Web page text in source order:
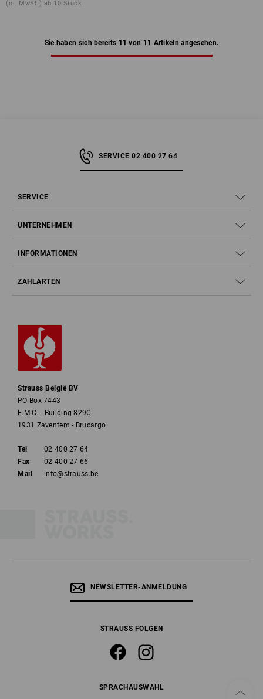
(m. MwSt.) ab 10 Stück
Sie haben sich bereits 11 von 11 Artikeln angesehen.
SERVICE 02 400 27 64
SERVICE
UNTERNEHMEN
INFORMATIONEN
ZAHLARTEN
Strauss België BV
PO Box 7443
E.M.C. - Building 829C
1931 Zaventem - Brucargo
Tel
02 400 27 64
Fax
02 400 27 66
Mail
info@strauss.be
NEWSLETTER-ANMELDUNG
STRAUSS FOLGEN
SPRACHAUSWAHL